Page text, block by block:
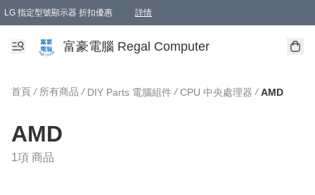
LG 指定型號顯示器 折扣優惠 詳情
富豪電腦 Regal Computer
首頁 / 所有商品 / DIY Parts 電腦組件 / CPU 中央處理器 / AMD
AMD
1項 商品